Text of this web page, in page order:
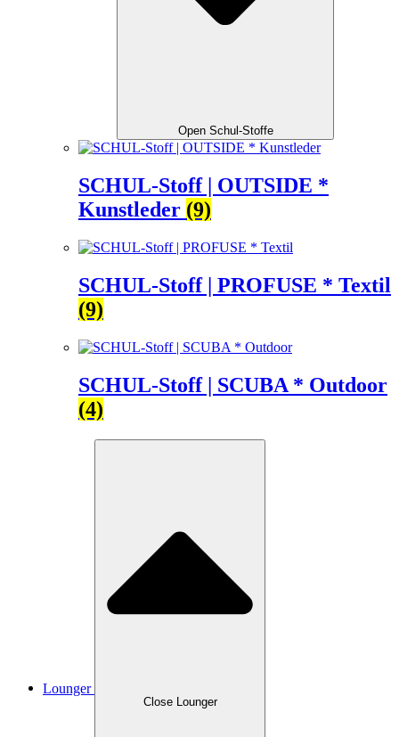
Open Schul-Stoffe
SCHUL-Stoff | OUTSIDE *
Kunstleder (9)
SCHUL-Stoff | PROFUSE * Textil
(9)
SCHUL-Stoff | SCUBA * Outdoor
(4)
Lounger
Close Lounger